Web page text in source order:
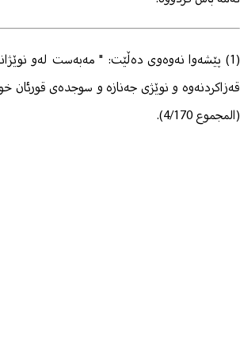
(1) پێشەوا نەوەوی دەڵێت: " مەبەست لەو
قەزاكردنەوە و نوێژی جەنازە و سوجدەی
(المجموع 4/170).